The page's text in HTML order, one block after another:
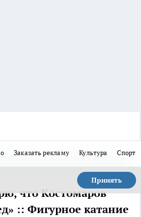
Заказать рекламу Культура Спорт
Принять
что Костомаров
:: Фигурное катание